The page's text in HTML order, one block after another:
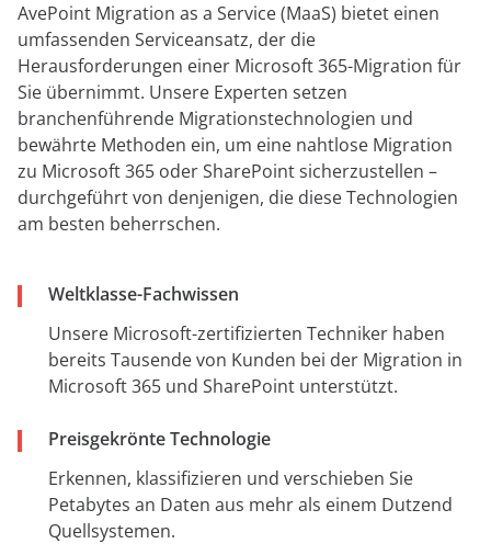
AvePoint Migration as a Service (MaaS) bietet einen
umfassenden Serviceansatz, der die
Herausforderungen einer Microsoft 365-Migration für
Sie übernimmt. Unsere Experten setzen
branchenführende Migrationstechnologien und
bewährte Methoden ein, um eine nahtlose Migration
zu Microsoft 365 oder SharePoint sicherzustellen –
durchgeführt von denjenigen, die diese Technologien
am besten beherrschen.
Weltklasse-Fachwissen
Unsere Microsoft-zertifizierten Techniker haben
bereits Tausende von Kunden bei der Migration in
Microsoft 365 und SharePoint unterstützt.
Preisgekrönte Technologie
Erkennen, klassifizieren und verschieben Sie
Petabytes an Daten aus mehr als einem Dutzend
Quellsystemen.